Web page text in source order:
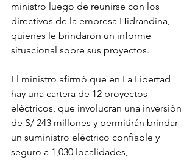
ministro luego de reunirse con los
directivos de la empresa Hidrandina,
quienes le brindaron un informe
situacional sobre sus proyectos.
El ministro afirmó que en La Libertad
hay una cartera de 12 proyectos
eléctricos, que involucran una inversión
de S/ 243 millones y permitirán brindar
un suministro eléctrico confiable y
seguro a 1,030 localidades,